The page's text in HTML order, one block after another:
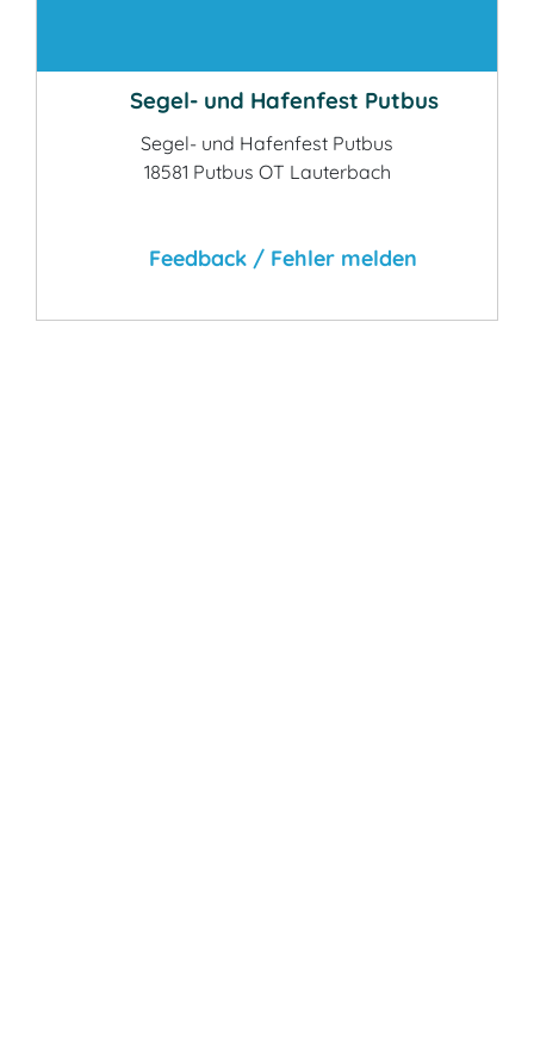
Segel- und Hafenfest Putbus
Segel- und Hafenfest Putbus
18581 Putbus OT Lauterbach
Feedback / Fehler melden